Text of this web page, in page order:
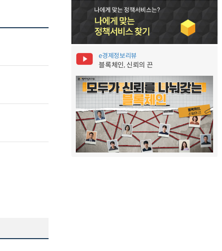
e경제정보리뷰
블록체인, 신뢰의 끈